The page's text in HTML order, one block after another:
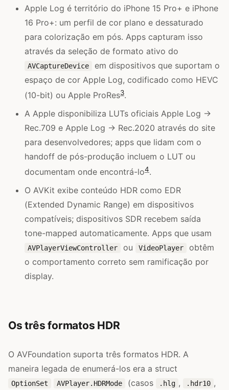
Apple Log é território do iPhone 15 Pro+ e iPhone
16 Pro+: um perfil de cor plano e dessaturado
para colorização em pós. Apps capturam isso
através da seleção de formato ativo do
AVCaptureDevice
em dispositivos que suportam o
espaço de cor Apple Log, codificado como HEVC
(10-bit) ou Apple ProRes3.
A Apple disponibiliza LUTs oficiais Apple Log →
Rec.709 e Apple Log → Rec.2020 através do site
para desenvolvedores; apps que lidam com o
handoff de pós-produção incluem o LUT ou
documentam onde encontrá-lo4.
O AVKit exibe conteúdo HDR como EDR
(Extended Dynamic Range) em dispositivos
compatíveis; dispositivos SDR recebem saída
tone-mapped automaticamente. Apps que usam
AVPlayerViewController ou VideoPlayer
obtêm
o comportamento correto sem ramificação por
display.
Os três formatos HDR
O AVFoundation suporta três formatos HDR. A
maneira legada de enumerá-los era a struct
OptionSet AVPlayer.HDRMode (casos .hlg , .hdr10 ,